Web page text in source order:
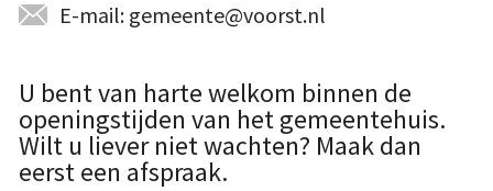
E-mail: gemeente@voorst.nl
U bent van harte welkom binnen de
openingstijden van het gemeentehuis.
Wilt u liever niet wachten? Maak dan
eerst een afspraak.